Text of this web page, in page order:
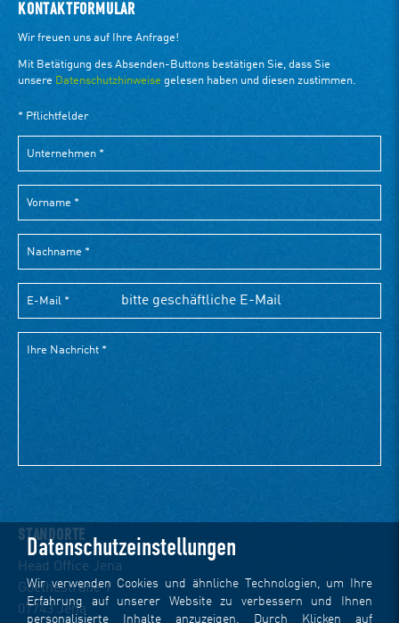
KONTAKTFORMULAR
STANDORTE
Head Office Jena
Goethestraße 1
07743 Jena
Datenschutzeinstellungen
Wir verwenden Cookies und ähnliche Technologien, um Ihre
Erfahrung auf unserer Website zu verbessern und Ihnen
personalisierte Inhalte anzuzeigen. Durch Klicken auf